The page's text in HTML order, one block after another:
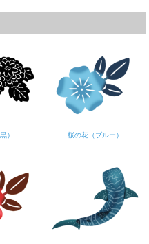
） 桜の花（ブルー）